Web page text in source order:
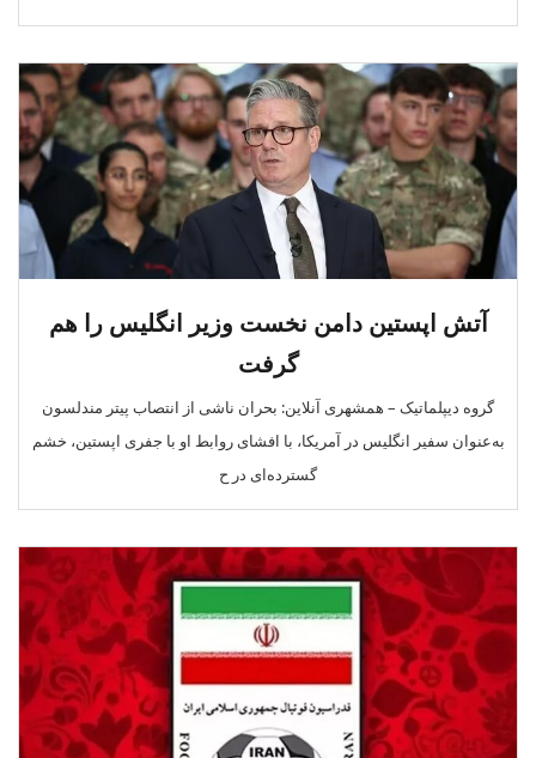
آتش اپستین دامن نخست وزیر انگلیس را هم
گرفت
گروه دیپلماتیک – همشهری آنلاین: بحران ناشی از انتصاب پیتر مندلسون
به‌عنوان سفیر انگلیس در آمریکا، با افشای روابط او با جفری اپستین، خشم
گسترده‌ای در ح